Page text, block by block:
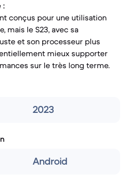
:
conçus pour une utilisation
mais le S23, avec sa
et son processeur plus
mieux supporter
sur le très long terme.
2023
Android